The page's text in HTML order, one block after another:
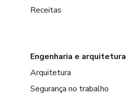
Receitas
Engenharia e arquitetura
Arquitetura
Segurança no trabalho